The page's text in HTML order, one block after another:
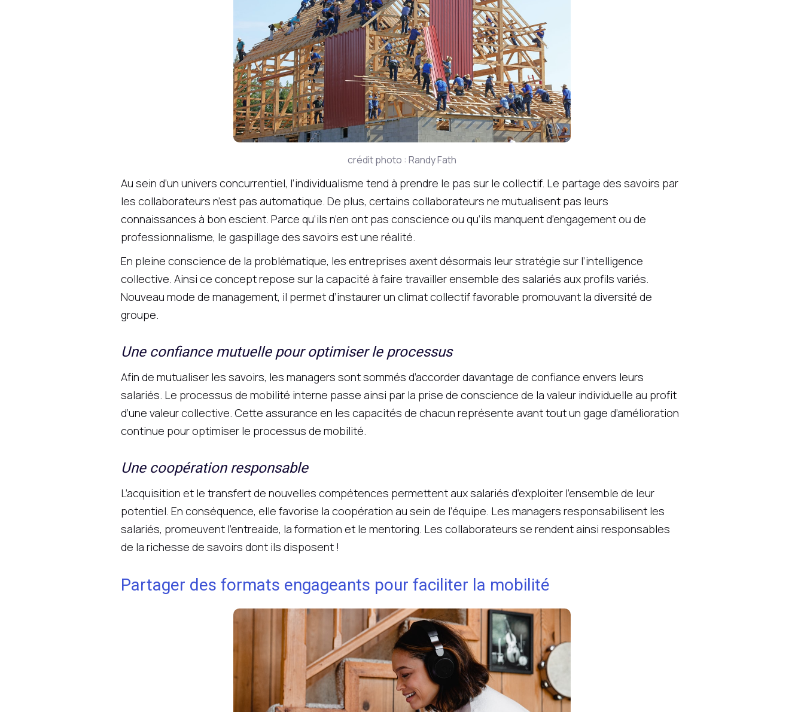
crédit photo : Randy Fath
Au sein d’un univers concurrentiel, l’individualisme tend à prendre le pas sur le collectif. Le partage des savoirs par
les collaborateurs n’est pas automatique. De plus, certains collaborateurs ne mutualisent pas leurs
connaissances à bon escient. Parce qu’ils n’en ont pas conscience ou qu’ils manquent d’engagement ou de
professionnalisme, le gaspillage des savoirs est une réalité.
En pleine conscience de la problématique, les entreprises axent désormais leur stratégie sur l’intelligence
collective. Ainsi ce concept repose sur la capacité à faire travailler ensemble des salariés aux profils variés.
Nouveau mode de management, il permet d’instaurer un climat collectif favorable promouvant la diversité de
groupe.
Une confiance mutuelle pour optimiser le processus
Afin de mutualiser les savoirs, les managers sont sommés d’accorder davantage de confiance envers leurs
salariés. Le processus de mobilité interne passe ainsi par la prise de conscience de la valeur individuelle au profit
d’une valeur collective. Cette assurance en les capacités de chacun représente avant tout un gage d’amélioration
continue pour optimiser le processus de mobilité.
Une coopération responsable
L’acquisition et le transfert de nouvelles compétences permettent aux salariés d’exploiter l’ensemble de leur
potentiel. En conséquence, elle favorise la coopération au sein de l’équipe. Les managers responsabilisent les
salariés, promeuvent l’entreaide, la formation et le mentoring. Les collaborateurs se rendent ainsi responsables
de la richesse de savoirs dont ils disposent !
Partager des formats engageants pour faciliter la mobilité